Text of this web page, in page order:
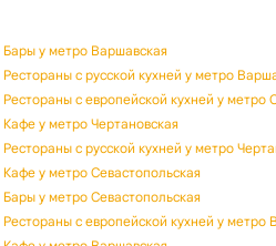
Бары у метро Варшавская
Рестораны с русской кухней у метро
Рестораны с европейской кухней у метро
Кафе у метро Чертановская
Рестораны с русской кухней у метро
Кафе у метро Севастопольская
Бары у метро Севастопольская
Рестораны с европейской кухней у метро